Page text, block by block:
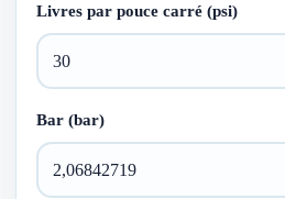
Livres par pouce carré (psi)
Bar (bar)